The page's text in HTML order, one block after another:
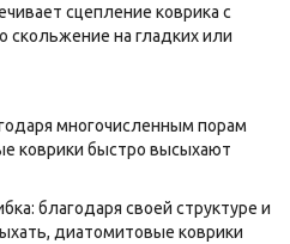
сцепление коврика с
скольжение на гладких или
многочисленным порам
коврики быстро высыхают
благодаря своей структуре и
диатомитовые коврики